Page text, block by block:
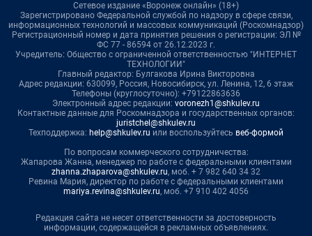
Сетевое издание «Воронеж онлайн» (18+)
Зарегистрировано Федеральной службой по надзору в сфере связи,
информационных технологий и массовых коммуникаций (Роскомнадзор)
Регистрационный номер и дата принятия решения о регистрации: ЭЛ №
ФС 77 - 86594 от 26.12.2023 г.
Учредитель: Общество с ограниченной ответственностью "ИНТЕРНЕТ
ТЕХНОЛОГИИ"
Главный редактор: Булгакова Ирина Викторовна
Адрес редакции: 630099, Россия, Новосибирск, ул. Ленина, 12, 6 этаж
Телефоны (круглосуточно): +79122863636
Электронный адрес редакции: voronezh1@shkulev.ru
Контактные данные для Роскомнадзора и государственных органов:
juristchel@shkulev.ru
Техподдержка: help@shkulev.ru или воспользуйтесь веб-формой
По вопросам коммерческого сотрудничества:
Жапарова Жанна, менеджер по работе с федеральными клиентами
zhanna.zhaparova@shkulev.ru, моб. + 7 982 640 34 32
Ревина Мария, директор по работе с федеральными клиентами
mariya.revina@shkulev.ru, моб. +7 910 402 4056
Редакция сайта не несет ответственности за достоверность
информации, содержащейся в рекламных объявлениях.